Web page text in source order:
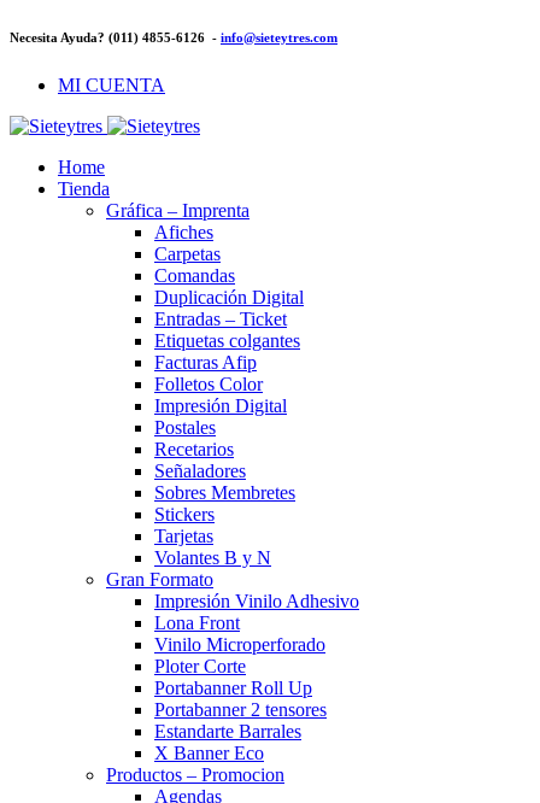
Necesita Ayuda? (011) 4855-6126 - info@sieteytres.com
MI CUENTA
Home
Tienda
Gráfica – Imprenta
Afiches
Carpetas
Comandas
Duplicación Digital
Entradas – Ticket
Etiquetas colgantes
Facturas Afip
Folletos Color
Impresión Digital
Postales
Recetarios
Señaladores
Sobres Membretes
Stickers
Tarjetas
Volantes B y N
Gran Formato
Impresión Vinilo Adhesivo
Lona Front
Vinilo Microperforado
Ploter Corte
Portabanner Roll Up
Portabanner 2 tensores
Estandarte Barrales
X Banner Eco
Productos – Promocion
Agendas